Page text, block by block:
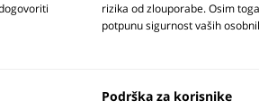
rizika od zlouporabe. Osim
potpunu sigurnost vaših
Podrška za korisnike